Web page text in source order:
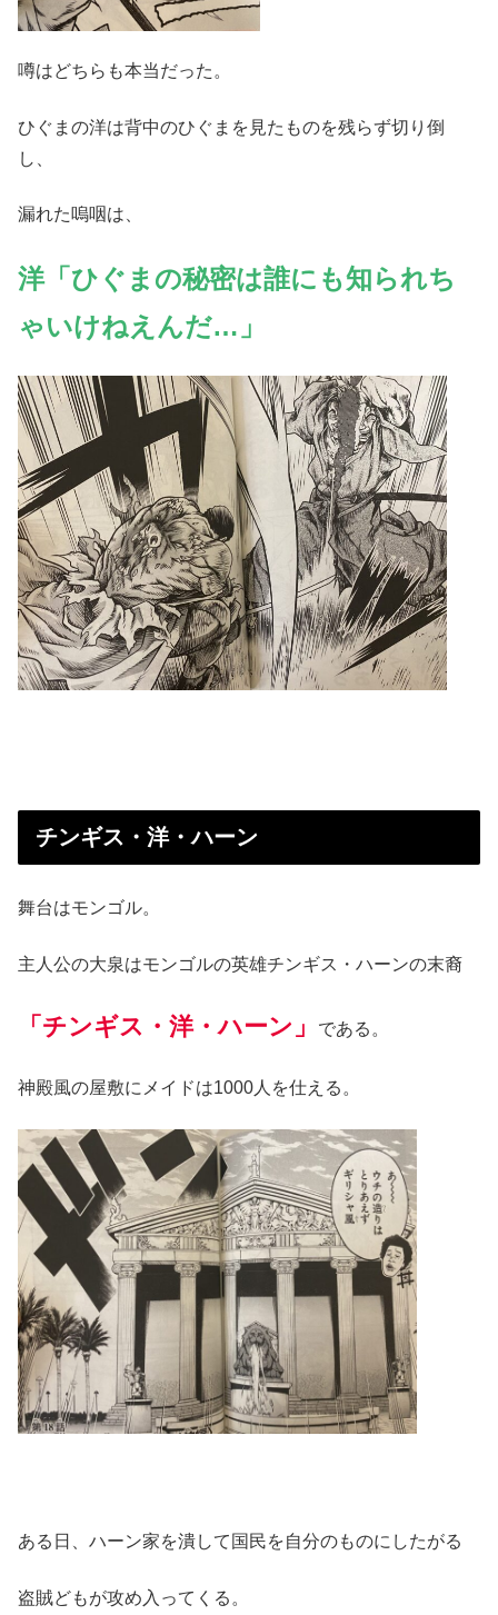
噂はどちらも本当だった。
ひぐまの洋は背中のひぐまを見たものを残らず切り倒
し、
漏れた嗚咽は、
洋「ひぐまの秘密は誰にも知られち
ゃいけねえんだ…」
チンギス・洋・ハーン
舞台はモンゴル。
主人公の大泉はモンゴルの英雄チンギス・ハーンの末裔
「チンギス・洋・ハーン」 である。
神殿風の屋敷にメイドは1000人を仕える。
ある日、ハーン家を潰して国民を自分のものにしたがる
盗賊どもが攻め入ってくる。